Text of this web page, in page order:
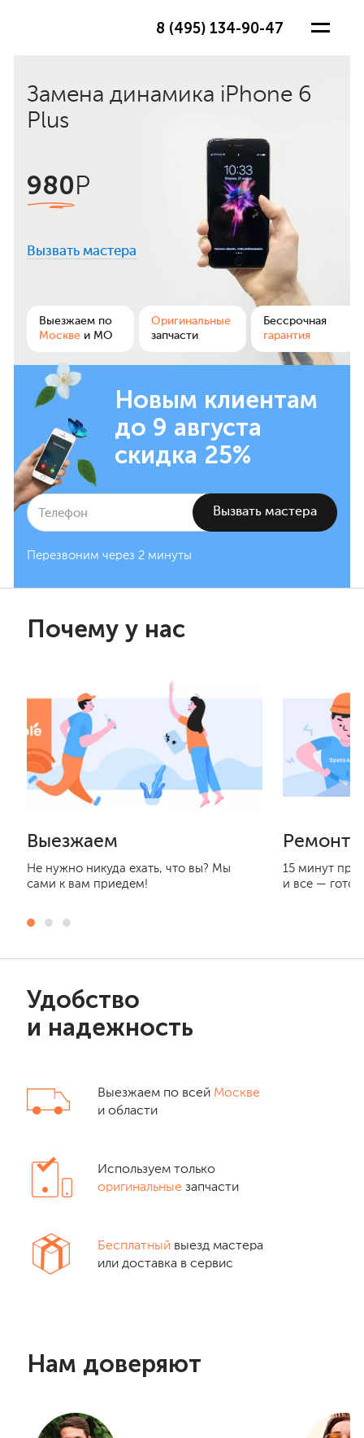
8 (495) 134-90-47
Замена динамика iPhone 6
Plus
980 Р
Вызвать мастера
Выезжаем по
Москве и МО
Оригинальные
запчасти
Бессрочная
гарантия
Новым клиентам
до 9 августа
скидка 25%
Перезвоним через 2 минуты
Почему у нас
Выезжаем
Не нужно никуда ехать, что вы? Мы
сами к вам приедем!
15 минут
и все —
Удобство
и надежность
Выезжаем по всей Москве
и области
Используем только
оригинальные запчасти
Бесплатный выезд мастера
или доставка в сервис
Нам доверяют